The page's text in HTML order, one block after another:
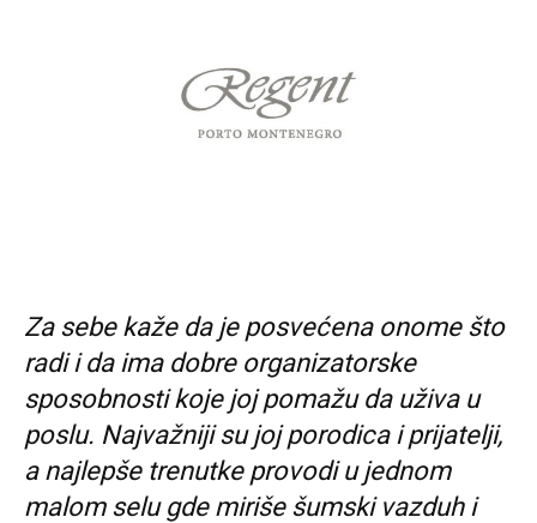
Za sebe kaže da je posvećena onome što
radi i da ima dobre organizatorske
sposobnosti koje joj pomažu da uživa u
poslu. Najvažniji su joj porodica i prijatelji,
a najlepše trenutke provodi u jednom
malom selu gde miriše šumski vazduh i